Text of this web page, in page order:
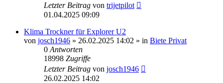
Letzter Beitrag von trijetpilot
01.04.2025 09:09
Klima Trockner für Explorer U2
von josch1946 » 26.02.2025 14:02 » in Biete Privat
0 Antworten
18998 Zugriffe
Letzter Beitrag von josch1946
26.02.2025 14:02